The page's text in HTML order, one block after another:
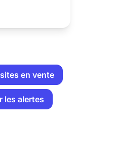
en vente
les alertes